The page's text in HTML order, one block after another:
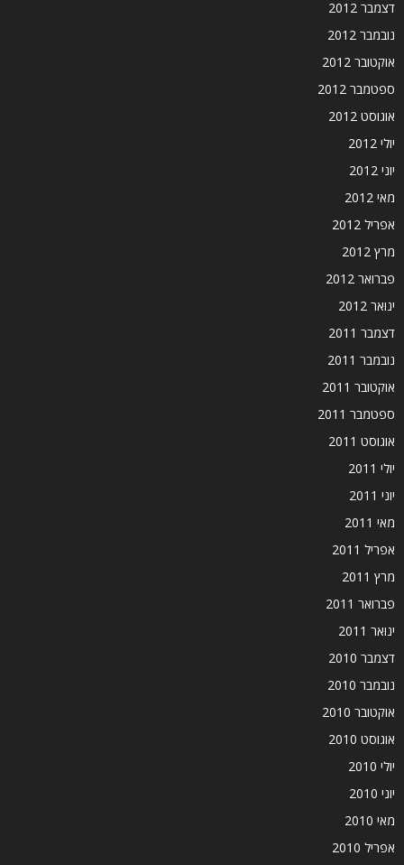
דצמבר 2012
נובמבר 2012
אוקטובר 2012
ספטמבר 2012
אוגוסט 2012
יולי 2012
יוני 2012
מאי 2012
אפריל 2012
מרץ 2012
פברואר 2012
ינואר 2012
דצמבר 2011
נובמבר 2011
אוקטובר 2011
ספטמבר 2011
אוגוסט 2011
יולי 2011
יוני 2011
מאי 2011
אפריל 2011
מרץ 2011
פברואר 2011
ינואר 2011
דצמבר 2010
נובמבר 2010
אוקטובר 2010
אוגוסט 2010
יולי 2010
יוני 2010
מאי 2010
אפריל 2010